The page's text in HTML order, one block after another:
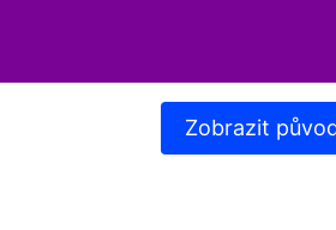
Zobrazit